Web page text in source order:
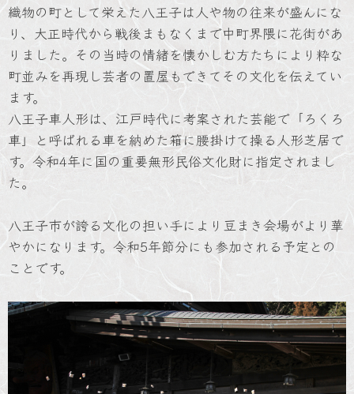
織物の町として栄えた八王子は人や物の往来が盛んにな
り、大正時代から戦後まもなくまで中町界隈に花街があ
りました。その当時の情緒を懐かしむ方たちにより粋な
町並みを再現し芸者の置屋もできてその文化を伝えてい
ます。
八王子車人形は、江戸時代に考案された芸能で「ろくろ
車」と呼ばれる車を納めた箱に腰掛けて操る人形芝居で
す。令和4年に国の重要無形民俗文化財に指定されまし
た。
八王子市が誇る文化の担い手により豆まき会場がより華
やかになります。令和5年節分にも参加される予定との
ことです。